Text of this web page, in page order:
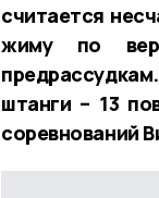
считается
жиму по
штанги – 13
соревнований